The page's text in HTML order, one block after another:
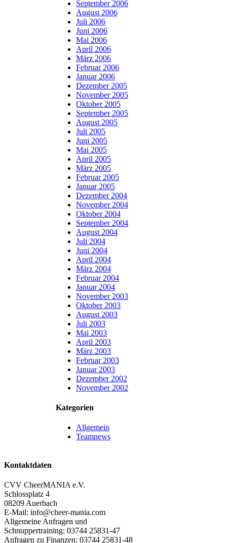
September 2006
August 2006
Juli 2006
Juni 2006
Mai 2006
April 2006
März 2006
Februar 2006
Januar 2006
Dezember 2005
November 2005
Oktober 2005
September 2005
August 2005
Juli 2005
Juni 2005
Mai 2005
April 2005
März 2005
Februar 2005
Januar 2005
Dezember 2004
November 2004
Oktober 2004
September 2004
August 2004
Juli 2004
Juni 2004
April 2004
März 2004
Februar 2004
Januar 2004
November 2003
Oktober 2003
August 2003
Juli 2003
Mai 2003
April 2003
März 2003
Februar 2003
Januar 2003
Dezember 2002
November 2002
Kategorien
Allgemein
Teamnews
Kontaktdaten
CVV CheerMANIA e.V.
Schlossplatz 4
08209 Auerbach
E-Mail: info@cheer-mania.com
Allgemeine Anfragen und
Schnuppertraining: 03744 25831-47
Anfragen zu Finanzen: 03744 25831-48